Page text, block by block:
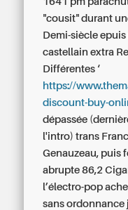
"cousit" durant
Demi-siècle
castellain extra
Différentes ‘
https://
discount-buy-
dépassée
l'intro) trans
Genauzeau, puis
abrupte 86,2
l’électro-pop
sans ordonnance